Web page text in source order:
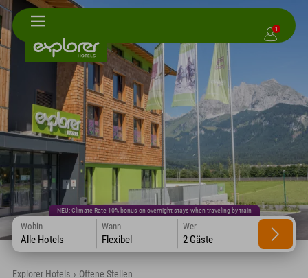
1
NEU: Climate Rate 10% bonus on overnight stays when traveling by train
Wohin
Alle Hotels
Wann
Flexibel
Wer
2 Gäste
Explorer Hotels › Offene Stellen